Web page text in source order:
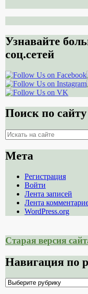
Узнавайте
соц.сетей
Поиск по сайту
Поиск
Мета
Регистрация
Войти
Лента записей
Лента
WordPress.org
Старая версия
Навигация по
Навигация